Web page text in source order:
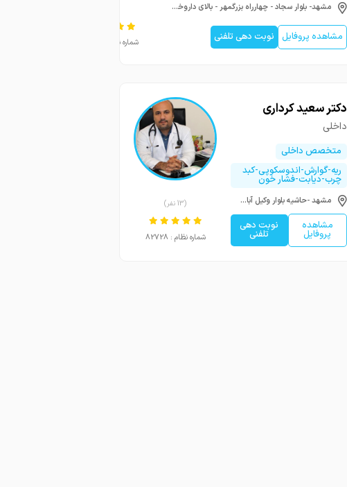
مشهد- بلوار سجاد - چهارراه بزرگمهر - بالای داروخانه مدیکال - واحد 201
مشاهده پروفایل نوبت دهی تلفنی شماره نظام : 55040
دکتر سعید کرداری
داخلی
متخصص داخلی
ریه-گوارش-اندوسکوپی-کبد
چرب-دیابت-فشار خون
مشهد -حاشیه بلوار وکیل آباد - قبل از تقاطع دانشجو - جنب داروخانه شبانه روزی دکتر مدهوشی - طبقه بالای آزمایشگاه امید
مشاهده
پروفایل
نوبت دهی
تلفنی
(13 نفر)
شماره نظام : 82728